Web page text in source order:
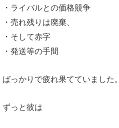
・ライバルとの価格競争
・売れ残りは廃棄、
・そして赤字
・発送等の手間
ばっかりで疲れ果てていました。
ずっと彼は